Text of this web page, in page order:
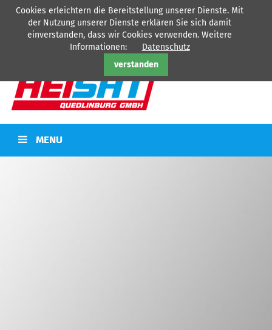
Cookies erleichtern die Bereitstellung unserer Dienste. Mit
der Nutzung unserer Dienste erklären Sie sich damit
einverstanden, dass wir Cookies verwenden. Weitere
Informationen:
Datenschutz
verstanden
HEISAT Quedlinburg GmbH - Ihr Partner fürHeizung-Sanitär
Kälte-
Tel: 03946/77360
MENU